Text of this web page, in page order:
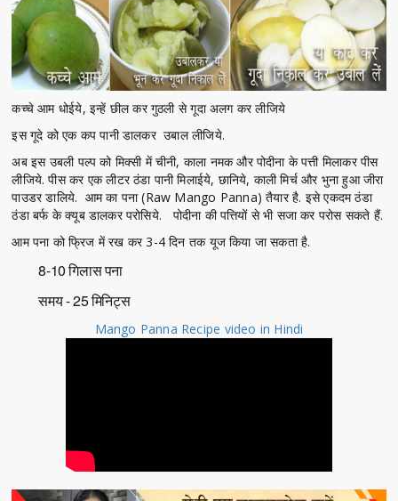
कच्चे आम धोईये, इन्हें छील कर गुठली से गूदा अलग कर लीजिये
इस गूदे को एक कप पानी डालकर उबाल लीजिये.
अब इस उबली पल्प को मिक्सी में चीनी, काला नमक और पोदीना के पत्ती मिलाकर पीस
लीजिये. पीस कर एक लीटर ठंडा पानी मिलाईये, छानिये, काली मिर्च और भुना हुआ जीरा
पाउडर डालिये. आम का पना (Raw Mango Panna) तैयार है. इसे एकदम ठंडा
ठंडा बर्फ के क्यूब डालकर परोसिये. पोदीना की पत्तियों से भी सजा कर परोस सकते हैं.
आम पना को फ्रिज में रख कर 3-4 दिन तक यूज किया जा सकता है.
8-10 गिलास पना
समय - 25 मिनिट्स
Mango Panna Recipe video in Hindi